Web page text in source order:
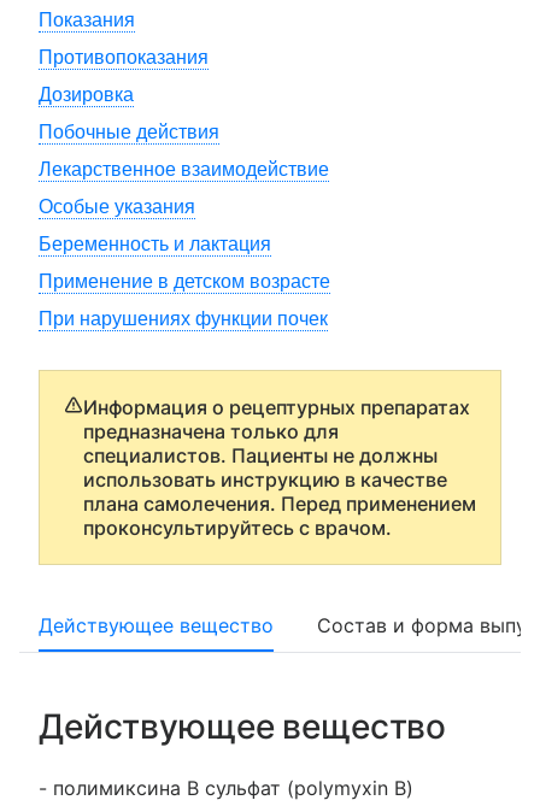
Показания
Противопоказания
Дозировка
Побочные действия
Лекарственное взаимодействие
Особые указания
Беременность и лактация
Применение в детском возрасте
При нарушениях функции почек
Информация о рецептурных препаратах
предназначена только для
специалистов. Пациенты не должны
использовать инструкцию в качестве
плана самолечения. Перед применением
проконсультируйтесь с врачом.
Действующее вещество Состав и форма
Действующее вещество
- полимиксина B сульфат (polymyxin B)